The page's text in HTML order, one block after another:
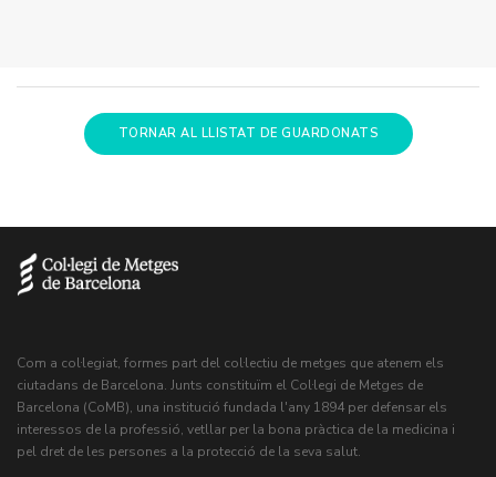
TORNAR AL LLISTAT DE GUARDONATS
Com a col·legiat, formes part del col·lectiu de metges que atenem els
ciutadans de Barcelona. Junts constituïm el Col·legi de Metges de
Barcelona (CoMB), una institució fundada l'any 1894 per defensar els
interessos de la professió, vetllar per la bona pràctica de la medicina i
pel dret de les persones a la protecció de la seva salut.